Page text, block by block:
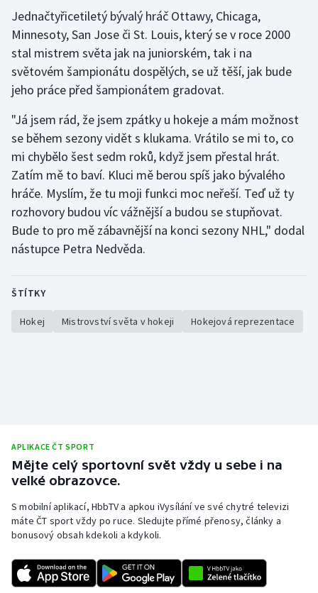
Jednačtyřicetiletý bývalý hráč Ottawy, Chicaga,
Minnesoty, San Jose či St. Louis, který se v roce 2000
stal mistrem světa jak na juniorském, tak i na
světovém šampionátu dospělých, se už těší, jak bude
jeho práce před šampionátem gradovat.
"Já jsem rád, že jsem zpátky u hokeje a mám možnost
se během sezony vidět s klukama. Vrátilo se mi to, co
mi chybělo šest sedm roků, když jsem přestal hrát.
Zatím mě to baví. Kluci mě berou spíš jako bývalého
hráče. Myslím, že tu moji funkci moc neřeší. Teď už ty
rozhovory budou víc vážnější a budou se stupňovat.
Bude to pro mě zábavnější na konci sezony NHL," dodal
nástupce Petra Nedvěda.
ŠTÍTKY
Hokej Mistrovství světa v hokeji Hokejová reprezentace
APLIKACE ČT SPORT
Mějte celý sportovní svět vždy u sebe i na
velké obrazovce.
S mobilní aplikací, HbbTV a apkou iVysílání ve své chytré televizi
máte ČT sport vždy po ruce. Sledujte přímé přenosy, články a
bonusový obsah kdekoli a kdykoli.